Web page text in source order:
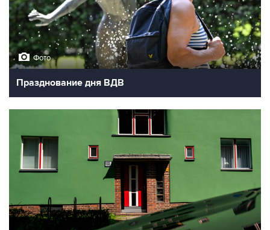
Фото
Празднование дня ВДВ